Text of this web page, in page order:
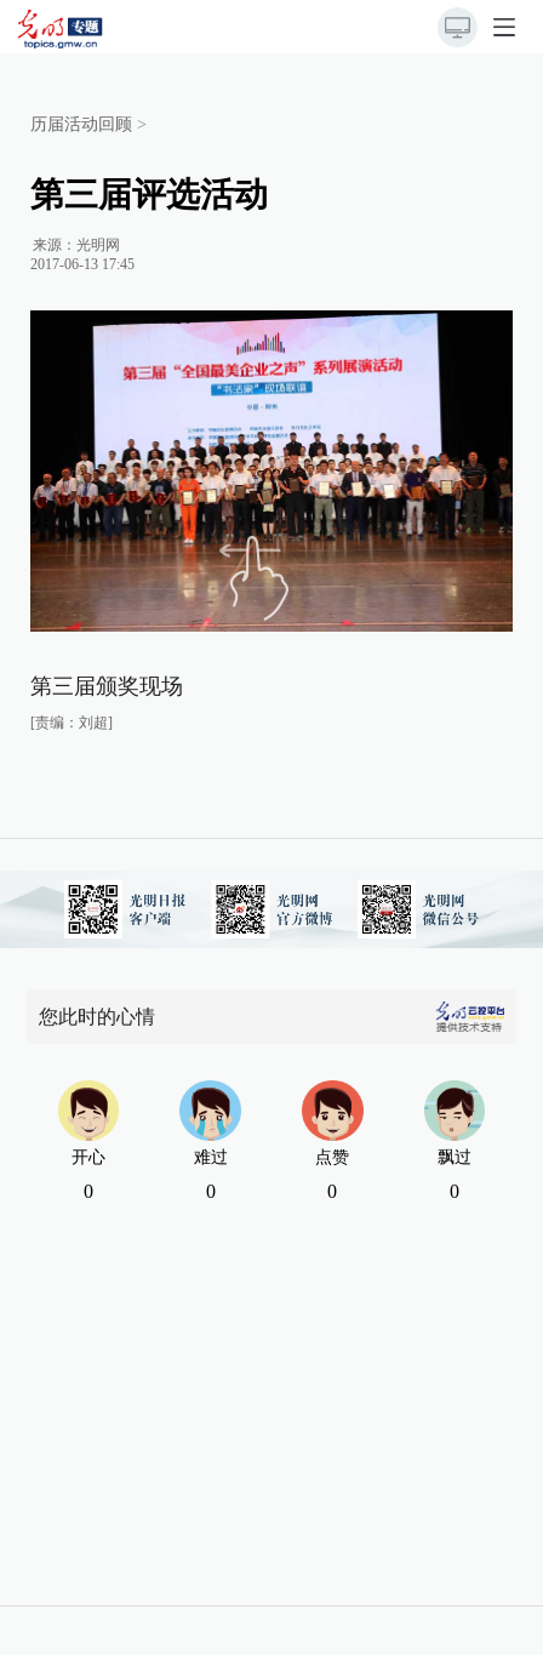
历届活动回顾 >
第三届评选活动
来源：光明网
2017-06-13 17:45
第三届颁奖现场
[责编：刘超]
您此时的心情
开心
0
难过
0
点赞
0
飘过
0